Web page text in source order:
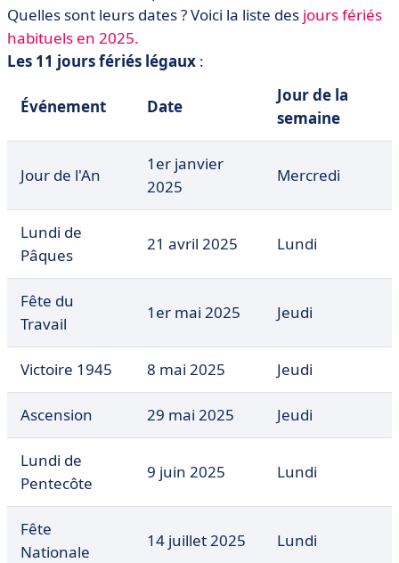
Quelles sont leurs dates ? Voici la liste des jours fériés
habituels en 2025.
Les 11 jours fériés légaux :
Événement Date
Jour de la
semaine
Jour de l'An
1er janvier
2025
Mercredi
Lundi de
Pâques
21 avril 2025 Lundi
Fête du
Travail
1er mai 2025 Jeudi
Victoire 1945 8 mai 2025 Jeudi
Ascension 29 mai 2025 Jeudi
Lundi de
Pentecôte
9 juin 2025 Lundi
Fête
Nationale
14 juillet 2025 Lundi